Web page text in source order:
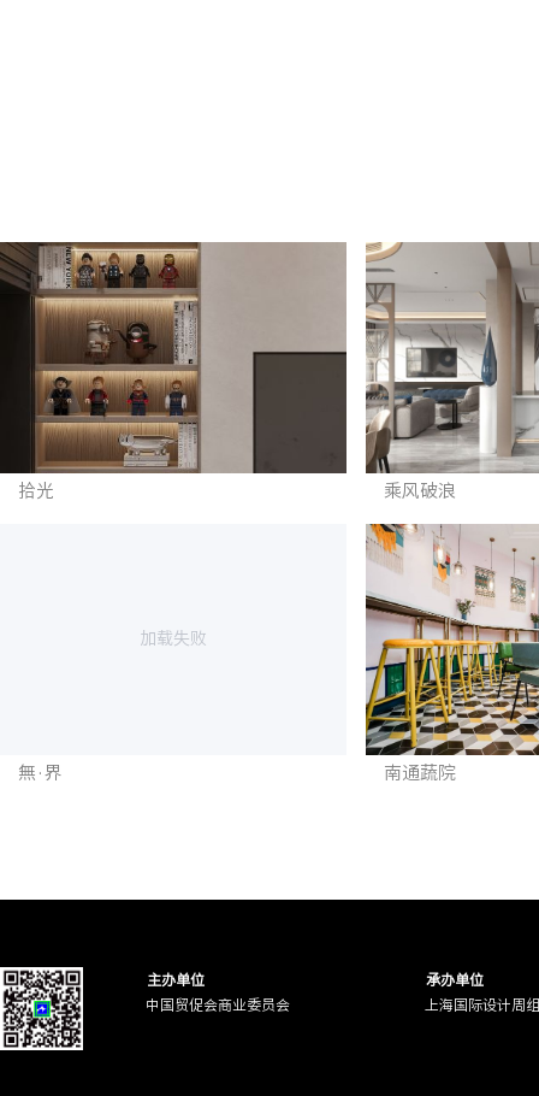
拾光 乘风破浪
加载失败
無·界 南通蔬院
主办单位
承办单位
中国贸促会商业委员会
上海国际设计周